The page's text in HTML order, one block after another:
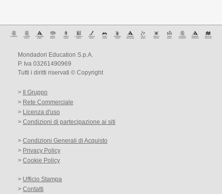
Mondadori Education S.p.A.
P. Iva 03261490969
Tutti i diritti riservati © Copyright
>
Il Gruppo
> Rete Commerciale
> Licenza d'uso
> Condizioni di partecipazione ai siti
> Condizioni Generali di Acquisto
> Privacy Policy
> Cookie Policy
> Ufficio Stampa
> Contatti